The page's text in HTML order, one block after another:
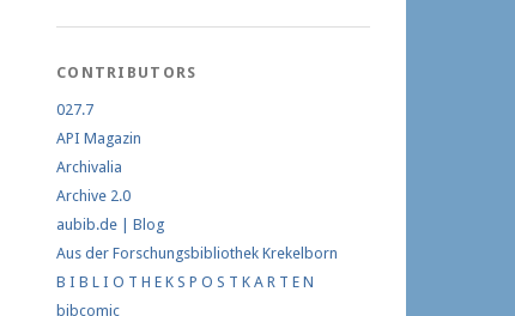
CONTRIBUTORS
027.7
API Magazin
Archivalia
Archive 2.0
aubib.de | Blog
Aus der Forschungs­bibliothek Krekelborn
B I B L I O T H E K S P O S T K A R T E N
bibcomic